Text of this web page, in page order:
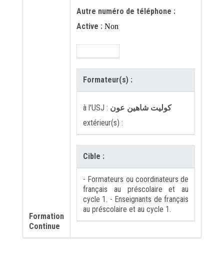
Formation
Continue
Autre numéro de téléphone :
Active : Non
Formateur(s) :
à l'USJ : كوليت شاهين عون
extérieur(s) :
Cible :
- Formateurs ou coordinateurs de
français au préscolaire et au
cycle 1. - Enseignants de français
au préscolaire et au cycle 1.